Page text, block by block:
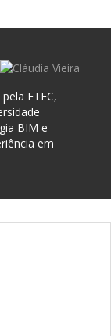
ETEC,
BIM e
em